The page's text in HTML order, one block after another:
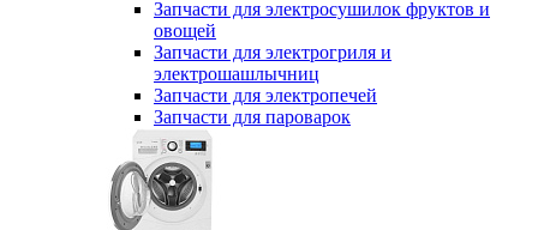
Запчасти для электросушилок фруктов и
овощей
Запчасти для электрогриля и
электрошашлычниц
Запчасти для электропечей
Запчасти для пароварок